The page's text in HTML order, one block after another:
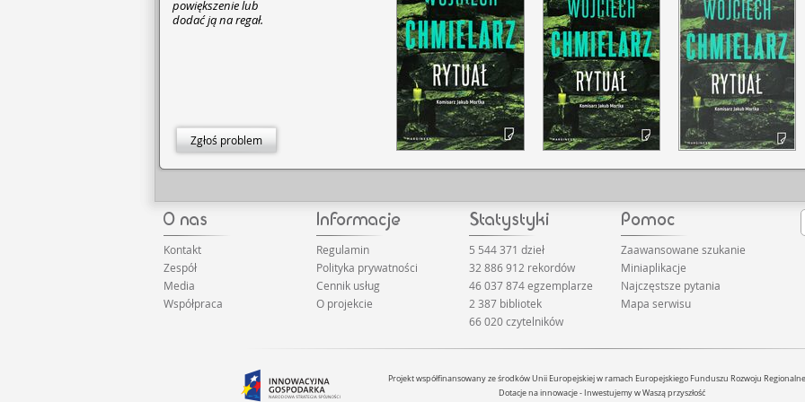
powiększenie lub
dodać ją na regał.
Zgłoś problem
Kontakt
Zespół
Media
Współpraca
Regulamin
Polityka prywatności
Cennik usług
O projekcie
5 544 371 dzieł
32 886 912 rekordów
46 037 874 egzemplarze
2 387 bibliotek
66 020 czytelników
Zaawansowane szukanie
Miniaplikacje
Najczęstsze pytania
Mapa serwisu
Projekt współfinansowany ze środków Unii Europejskiej w ramach Europejskiego Funduszu Rozwoju
Dotacje na innowacje - Inwestujemy w Waszą przyszłość